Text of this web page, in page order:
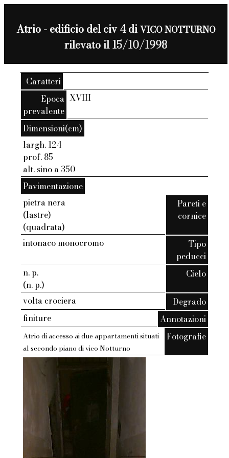
Atrio - edificio del civ 4 diVICO NOTTURNO
rilevato il 15/10/1998
Caratteri
Epoca
prevalente
XVIII
Dimensioni(cm)
largh. 124
prof. 85
alt. sino a 350
Pavimentazione
pietra nera
(lastre)
(quadrata)
Pareti e
cornice
intonaco monocromo
Tipo
peducci
n. p.
(n. p.)
Cielo
volta crociera
Degrado
finiture
Annotazioni
Atrio di accesso ai due appartamenti situati
al secondo piano di vico Notturno
Fotografie